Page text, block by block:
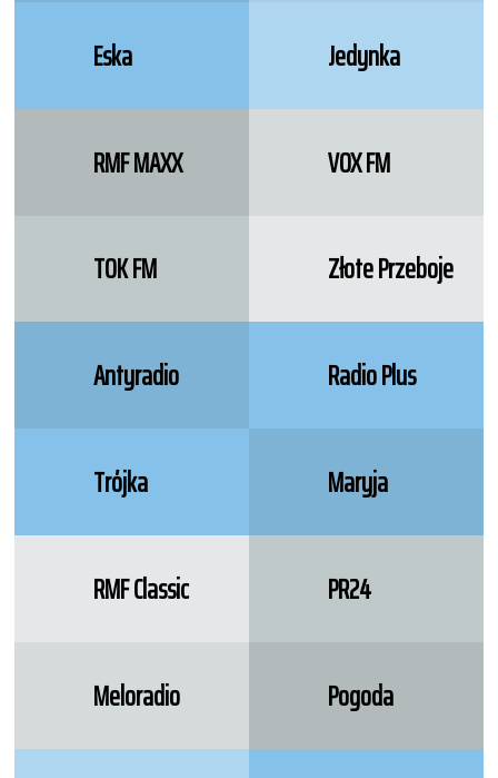
Eska Jedynka
RMF MAXX VOX FM
TOK FM Złote Przeboje
Antyradio Radio Plus
Trójka Maryja
RMF Classic PR24
Meloradio Pogoda